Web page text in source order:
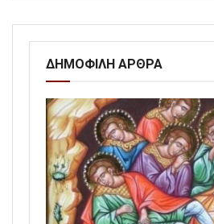
ΔΗΜΟΦΙΛΗ ΑΡΘΡΑ